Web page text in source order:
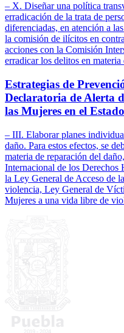
– X. Diseñar una política
erradicación de la trata de
diferenciadas, en atención a
la comisión de ilícitos en
acciones con la Comisión
erradicar los delitos en materia
Estrategias de
Declaratoria de Alerta
las Mujeres en el
– III. Elaborar planes
daño. Para estos efectos, se
materia de reparación del
Internacional de los Derechos
la Ley General de Acceso de
violencia, Ley General de
Mujeres a una vida libre de